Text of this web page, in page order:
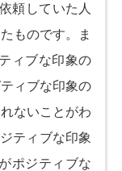
頼していた人
ものです。ま
ィブな印象の
ィブな印象の
ないことがわ
ティブな印象
ポジティブな